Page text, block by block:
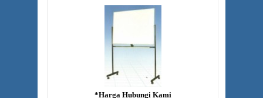
*Harga Hubungi Kami